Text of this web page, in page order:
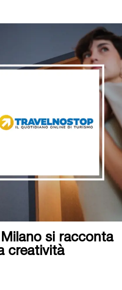
si racconta
creatività